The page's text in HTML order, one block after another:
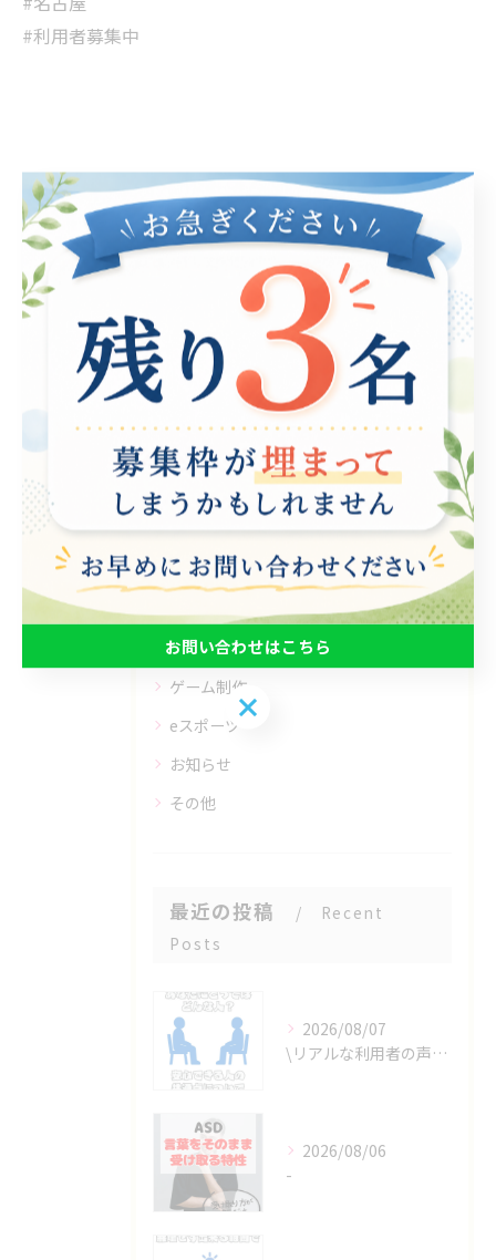
#利用者募集中
< 前のページ 一覧に戻る 次のページ >
関連タグ
#就労継続支援B型
カテゴリー Categories
全てのカテゴリー
パソコン
動画編集
ゲーム制作
eスポーツ
お知らせ
その他
最近の投稿
Recent
Posts
2026/08/07
\リアルな利用者の声📣/
2026/08/06
-
お問い合わせはこちら
お問い合わせはこちら